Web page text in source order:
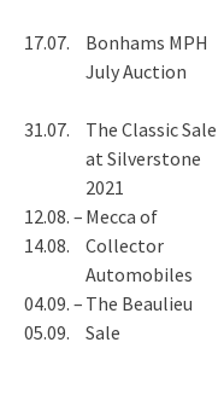
17.07.
Bonhams MPH
July Auction
31.07.
The Classic Sale
at Silverstone
2021
12.08. –
14.08.
Mecca of
Collector
Automobiles
04.09. –
05.09.
The Beaulieu
Sale